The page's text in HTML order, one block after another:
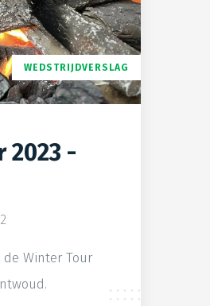
WEDSTRIJDVERSLAG
2023 -
de Winter Tour